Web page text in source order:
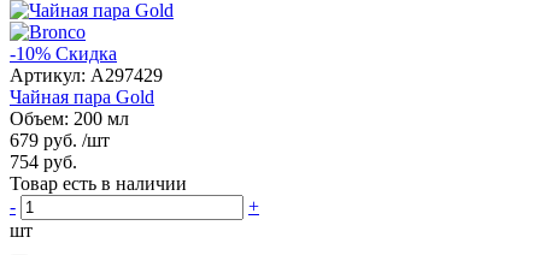
-10% Скидка
Артикул: A297429
Чайная пара Gold
Объем: 200 мл
679 руб. /шт
754 руб.
Товар есть в наличии
-
+
шт